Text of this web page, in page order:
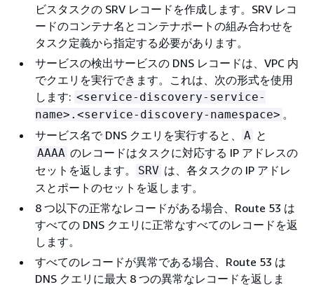
ビスタスクの SRV レコードを作成します。SRV レコ
ードのコンテナ名とコンテナポートの組み合わせを
タスク定義から指定する必要があります。
サービスの検出サービスの DNS レコードは、VPC 内
でクエリを実行できます。これは、次の形式を使用
します: <service-discovery-service-
name>.<service-discovery-namespace> 。
サービス名で DNS クエリを実行すると、
A と
AAAA のレコードはタスクに対応する IP アドレスの
セットを返します。
SRV は、各タスクの IP アドレ
スとポートのセットを返します。
8 つ以下の正常なレコードがある場合、Route 53 は
すべての DNS クエリに正常なすべてのレコードを返
します。
すべてのレコードが異常である場合、Route 53 は
DNS クエリに最大 8 つの異常なレコードを返しま